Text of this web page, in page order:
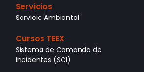
Servicios
Servicio Ambiental
Cursos TEEX
Sistema de Comando de
Incidentes (SCI)